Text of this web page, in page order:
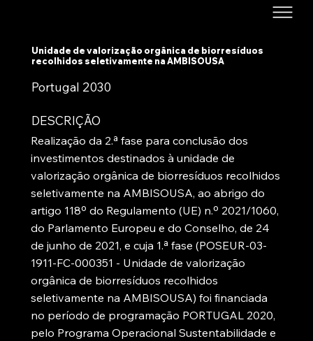
Unidade de valorização orgânica de biorresíduos
recolhidos seletivamente na AMBISOUSA
Portugal 2030
DESCRIÇÃO
Realização da 2.ª fase para conclusão dos
investimentos destinados à unidade de
valorização orgânica de biorresíduos recolhidos
seletivamente na AMBISOUSA, ao abrigo do
artigo 118º do Regulamento (UE) n.º 2021/1060,
do Parlamento Europeu e do Conselho, de 24
de junho de 2021, e cuja 1.ª fase (POSEUR-03-
1911-FC-000351 - Unidade de valorização
orgânica de biorresíduos recolhidos
seletivamente na AMBISOUSA) foi financiada
no período de programação PORTUGAL 2020,
pelo Programa Operacional Sustentabilidade e